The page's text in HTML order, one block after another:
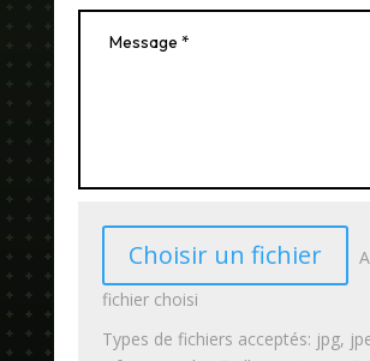
Choisir un fichier
fichier choisi
Types de fichiers acceptés: jpg,